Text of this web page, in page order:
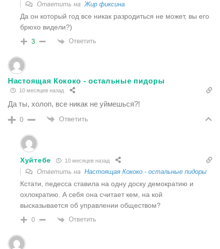
Ответить наЖир фиксина
Да он который год все никак разродиться не может, вы его
брюхо видели?)
3 Ответить
Настоящая Кококо - остальные пидоры
10 месяцев назад
Да ты, холоп, все никак не уймешься?!
0 Ответить
Хуйтебе 10 месяцев назад
Ответить на Настоящая Кококо - остальные пидоры
Кстати, педесса ставила на одну доску демократию и
охлократию. А себя она считает кем, на кой
высказывается об управлении обществом?
0 Ответить